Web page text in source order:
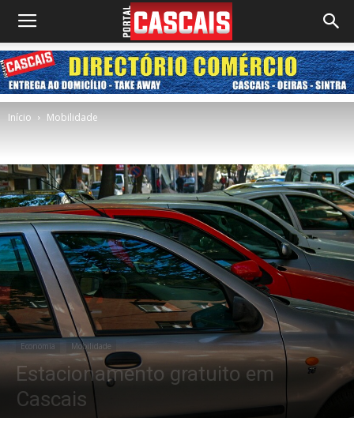
Início Mobilidade
Economia Mobilidade
Estacionamento gratuito em
Cascais